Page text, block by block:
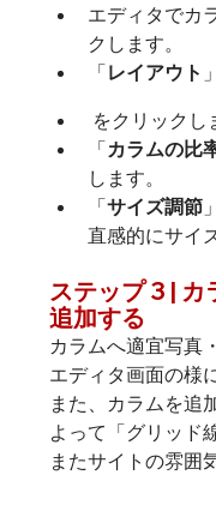
エディタでカ
クします。
「レイアウト
をクリックし
「カラムの比
します。
「サイズ調節
直感的にサイ
ステップ 3 |
追加する
カラムへ適宜写真
エディタ画面の様
また、カラムを追
よって「グリッド
またサイトの雰囲